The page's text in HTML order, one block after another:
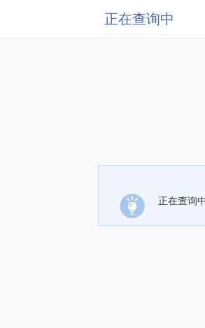
正在查询中
正在查询